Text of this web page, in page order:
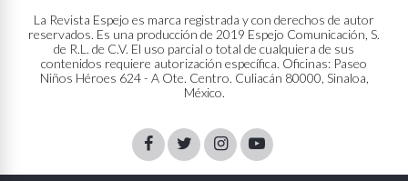
La Revista Espejo es marca registrada y con derechos de autor
reservados. Es una producción de 2019 Espejo Comunicación, S.
de R.L. de C.V. El uso parcial o total de cualquiera de sus
contenidos requiere autorización específica. Oficinas: Paseo
Niños Héroes 624 - A Ote. Centro. Culiacán 80000, Sinaloa,
México.
FacebookTwitterInstagram
Youtube